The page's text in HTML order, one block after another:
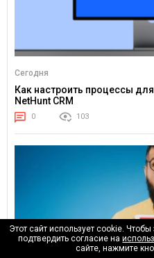
Сегодня
Как настроить процессы
NetHunt CRM
0 103
Этот сайт использует cookie.
подтвердить согласие на
сайте, нажмите